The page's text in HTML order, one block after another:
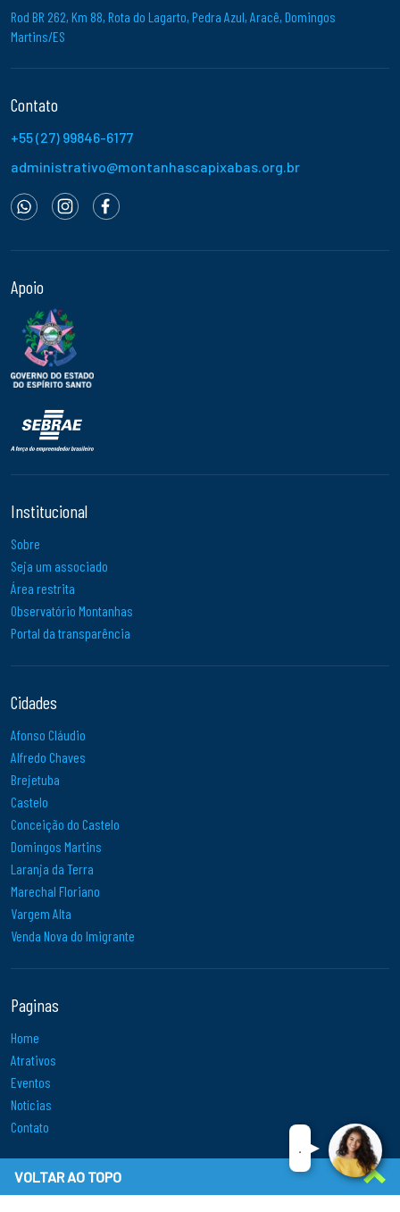
Rod BR 262, Km 88, Rota do Lagarto, Pedra Azul, Aracê, Domingos
Martins/ES
Contato
+55 (27) 99846-6177
administrativo@montanhascapixabas.org.br
Apoio
Institucional
Sobre
Seja um associado
Área restrita
Observatório Montanhas
Portal da transparência
Cidades
Afonso Cláudio
Alfredo Chaves
Brejetuba
Castelo
Conceição do Castelo
Domingos Martins
Laranja da Terra
Marechal Floriano
Vargem Alta
Venda Nova do Imigrante
Paginas
Home
Atrativos
Eventos
Notícias
Contato
VOLTAR AO TOPO
..